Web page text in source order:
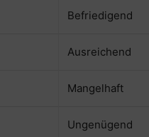
Befriedigend
Ausreichend
Mangelhaft
Ungenügend